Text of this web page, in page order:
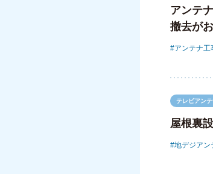
アンテ
撤去が
アンテナ工
テレビアン
屋根裏
地デジアン